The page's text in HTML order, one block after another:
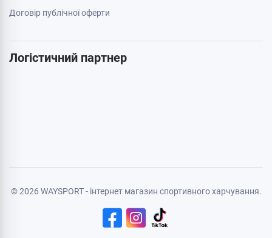
Бренди
Карта сайту
Договір публічної оферти
Логістичний партнер